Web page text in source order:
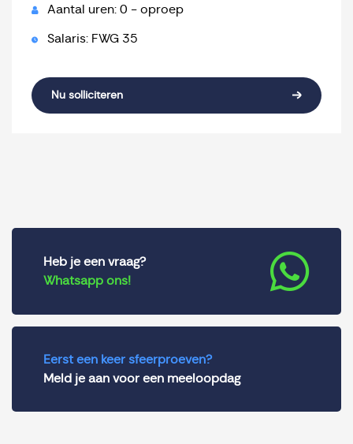
Aantal uren: 0 - oproep
Salaris: FWG 35
Nu solliciteren
Heb je een vraag?
Whatsapp ons!
Eerst een keer sfeerproeven?
Meld je aan voor een meeloopdag